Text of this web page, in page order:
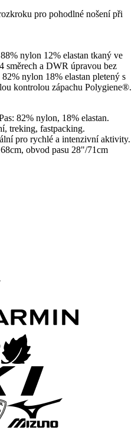
pro pohodlné nošení při
nylon 12% elastan tkaný ve
směrech a DWR úpravou bez
nylon 18% elastan pletený s
kontrolou zápachu Polygiene®.
82% nylon, 18% elastan.
treking, fastpacking.
pro rychlé a intenzivní aktivity.
obvod pasu 28"/71cm